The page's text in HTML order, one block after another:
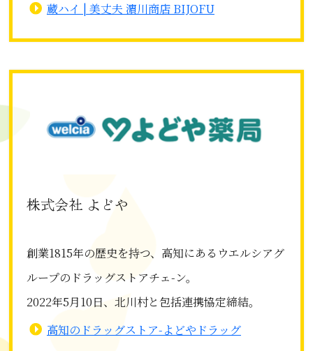
蔵ハイ | 美丈夫 濵川商店 BIJOFU
株式会社 よどや
創業1815年の歴史を持つ、高知にあるウエルシアグ
ループのドラッグストアチェ-ン。
2022年5月10日、北川村と包括連携協定締結。
高知のドラッグストア-よどやドラッグ